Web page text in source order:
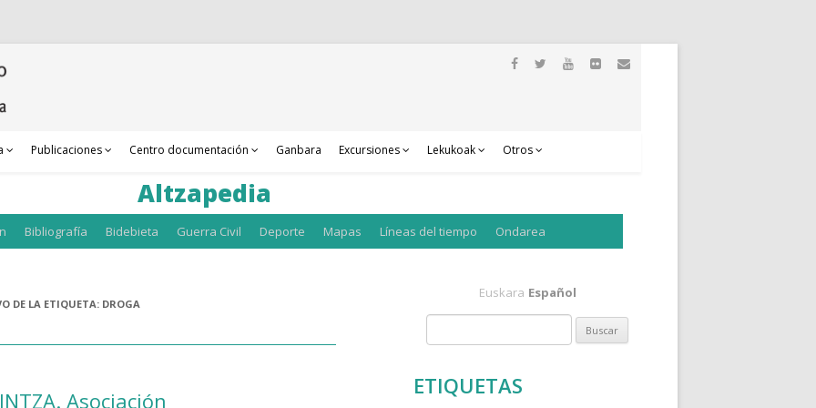
Publicaciones Centro documentación Ganbara Excursiones Lekukoak Otros
Altzapedia
Bibliografía Bidebieta Guerra Civil Deporte Mapas Líneas del tiempo Ondarea
DE LA ETIQUETA: DROGA
Asociación
Euskara Español
cETIQUETAS